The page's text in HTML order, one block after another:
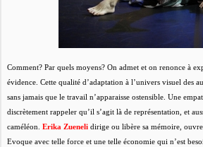
Comment? Par quels moyens? On admet et on renonce à
évidence. Cette qualité d’adaptation à l’univers visuel des
sans jamais que le travail n’apparaisse ostensible. Une
discrètement rappeler qu’il s’agit là de représentation, et
caméléon.Erika Zueneli dirige ou libère sa mémoire,
Evoque avec telle force et une telle économie qui n’est